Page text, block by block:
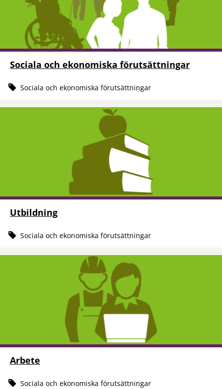
Sociala och ekonomiska förutsättningar
Sociala och ekonomiska förutsättningar
Utbildning
Sociala och ekonomiska förutsättningar
Arbete
Sociala och ekonomiska förutsättningar